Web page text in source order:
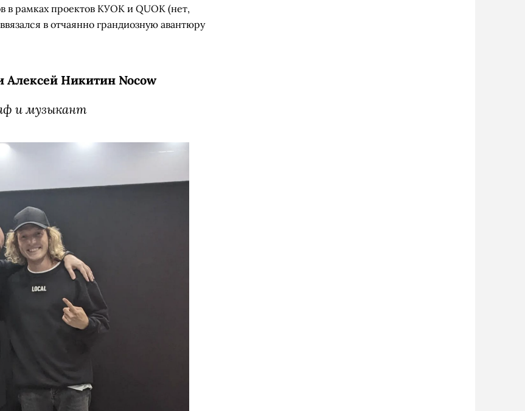
в рамках проектов КУОК и QUOK (нет,
в отчаянно грандиозную авантюру
Алексей Никитин Nocow
и музыкант